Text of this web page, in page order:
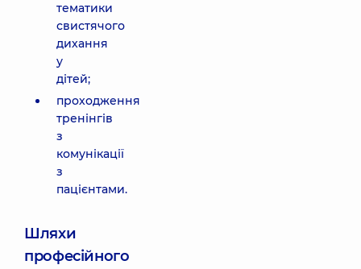
тематики
свистячого
дихання
у
дітей;
проходження
тренінгів
з
комунікації
з
пацієнтами.
Шляхи
професійного